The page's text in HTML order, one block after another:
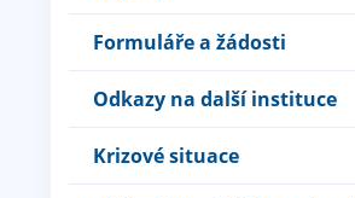
Formuláře a žádosti
Odkazy na další instituce
Krizové situace